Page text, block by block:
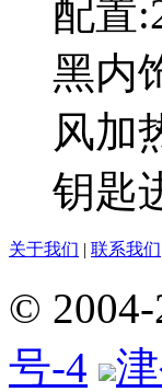
配置
黑内
风加
钥匙
关于我们 | 联系我们
© 2004-
号-4